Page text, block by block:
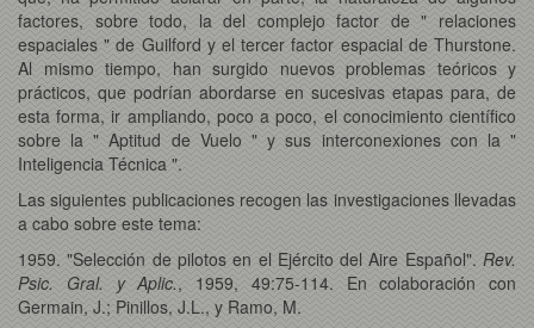
factores, sobre todo, la del complejo factor de " relaciones
espaciales " de Guilford y el tercer factor espacial de Thurstone.
Al mismo tiempo, han surgido nuevos problemas teóricos y
prácticos, que podrían abordarse en sucesivas etapas para, de
esta forma, ir ampliando, poco a poco, el conocimiento científico
sobre la " Aptitud de Vuelo " y sus interconexiones con la "
Inteligencia Técnica ".
Las siguientes publicaciones recogen las investigaciones llevadas
a cabo sobre este tema:
1959. "Selección de pilotos en el Ejército del Aire Español". Rev.
Psic. Gral. y Aplic., 1959, 49:75-114. En colaboración con
Germain, J.; Pinillos, J.L., y Ramo, M.